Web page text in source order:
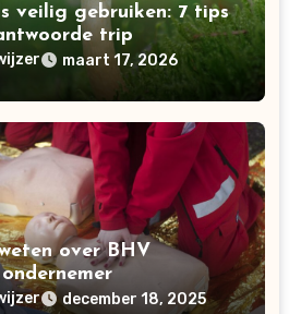
veilig gebruiken: 7 tips
trip
maart 17, 2026
over BHV
december 18, 2025